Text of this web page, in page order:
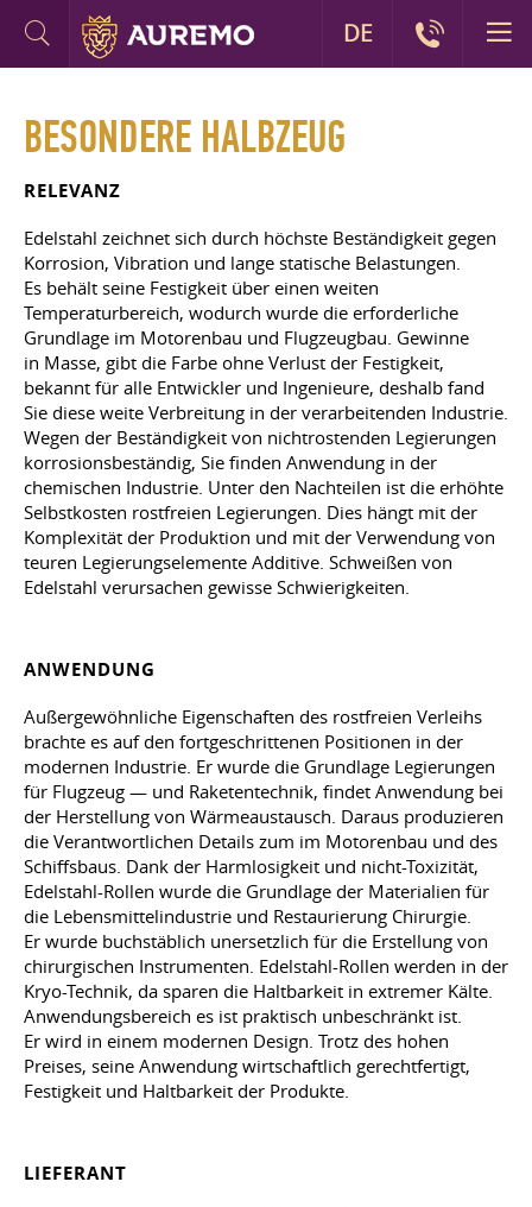
BESONDERE HALBZEUG
RELEVANZ
Edelstahl zeichnet sich durch höchste Beständigkeit gegen
Korrosion, Vibration und lange statische Belastungen.
Es behält seine Festigkeit über einen weiten
Temperaturbereich, wodurch wurde die erforderliche
Grundlage im Motorenbau und Flugzeugbau. Gewinne
in Masse, gibt die Farbe ohne Verlust der Festigkeit,
bekannt für alle Entwickler und Ingenieure, deshalb fand
Sie diese weite Verbreitung in der verarbeitenden Industrie.
Wegen der Beständigkeit von nichtrostenden Legierungen
korrosionsbeständig, Sie finden Anwendung in der
chemischen Industrie. Unter den Nachteilen ist die erhöhte
Selbstkosten rostfreien Legierungen. Dies hängt mit der
Komplexität der Produktion und mit der Verwendung von
teuren Legierungselemente Additive. Schweißen von
Edelstahl verursachen gewisse Schwierigkeiten.
ANWENDUNG
Außergewöhnliche Eigenschaften des rostfreien Verleihs
brachte es auf den fortgeschrittenen Positionen in der
modernen Industrie. Er wurde die Grundlage Legierungen
für Flugzeug — und Raketentechnik, findet Anwendung bei
der Herstellung von Wärmeaustausch. Daraus produzieren
die Verantwortlichen Details zum im Motorenbau und des
Schiffsbaus. Dank der Harmlosigkeit und nicht-Toxizität,
Edelstahl-Rollen wurde die Grundlage der Materialien für
die Lebensmittelindustrie und Restaurierung Chirurgie.
Er wurde buchstäblich unersetzlich für die Erstellung von
chirurgischen Instrumenten. Edelstahl-Rollen werden in der
Kryo-Technik, da sparen die Haltbarkeit in extremer Kälte.
Anwendungsbereich es ist praktisch unbeschränkt ist.
Er wird in einem modernen Design. Trotz des hohen
Preises, seine Anwendung wirtschaftlich gerechtfertigt,
Festigkeit und Haltbarkeit der Produkte.
LIEFERANT
DE